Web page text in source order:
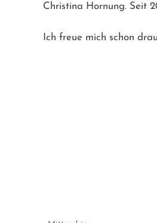
Christina Hornung. Seit
Ich freue mich schon